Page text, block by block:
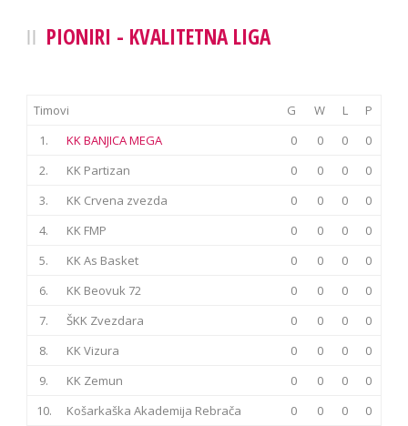
PIONIRI - KVALITETNA LIGA
Timovi G W L
P
1.
KK BANJICA MEGA 0 0 0
0
2.
KK Partizan 0 0 0
0
3.
KK Crvena zvezda 0 0 0
0
4.
KK FMP 0 0 0
0
5.
KK As Basket 0 0 0
0
6.
KK Beovuk 72 0 0 0
0
7.
ŠKK Zvezdara 0 0 0
0
8.
KK Vizura 0 0 0
0
9.
KK Zemun 0 0 0
0
10.
Košarkaška Akademija Rebrača 0 0 0
0